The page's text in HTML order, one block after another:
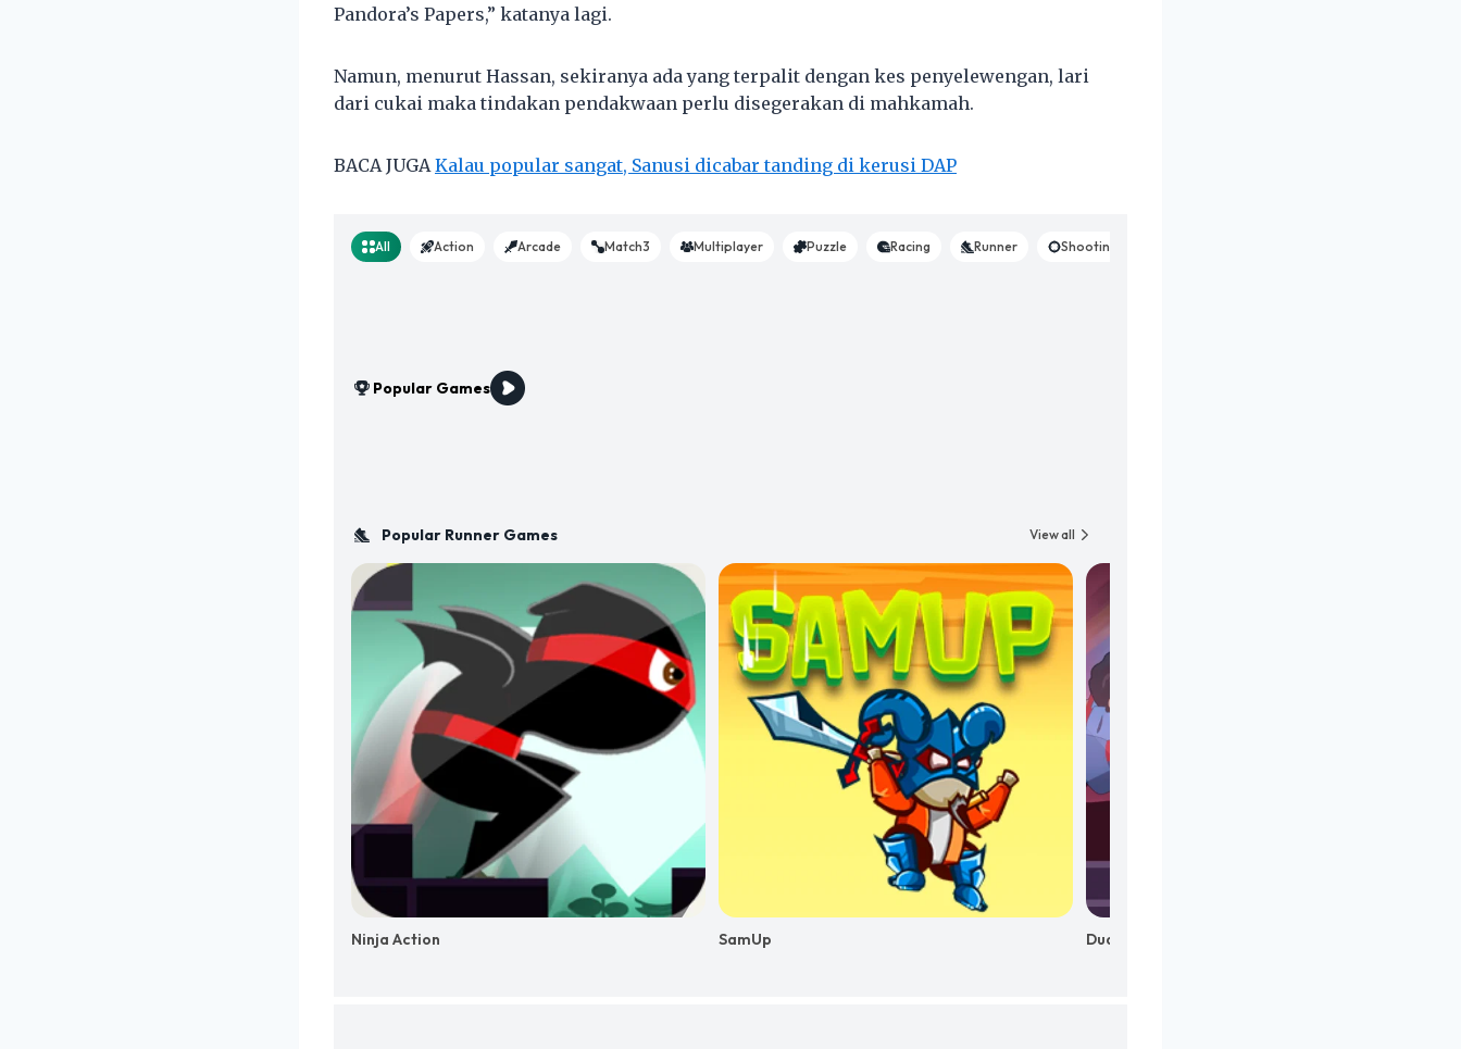
Pandora’s Papers,” katanya lagi.
Namun, menurut Hassan, sekiranya ada yang terpalit dengan kes penyelewengan, lari
dari cukai maka tindakan pendakwaan perlu disegerakan di mahkamah.
BACA JUGAKalau popular sangat, Sanusi dicabar tanding di kerusi DAP